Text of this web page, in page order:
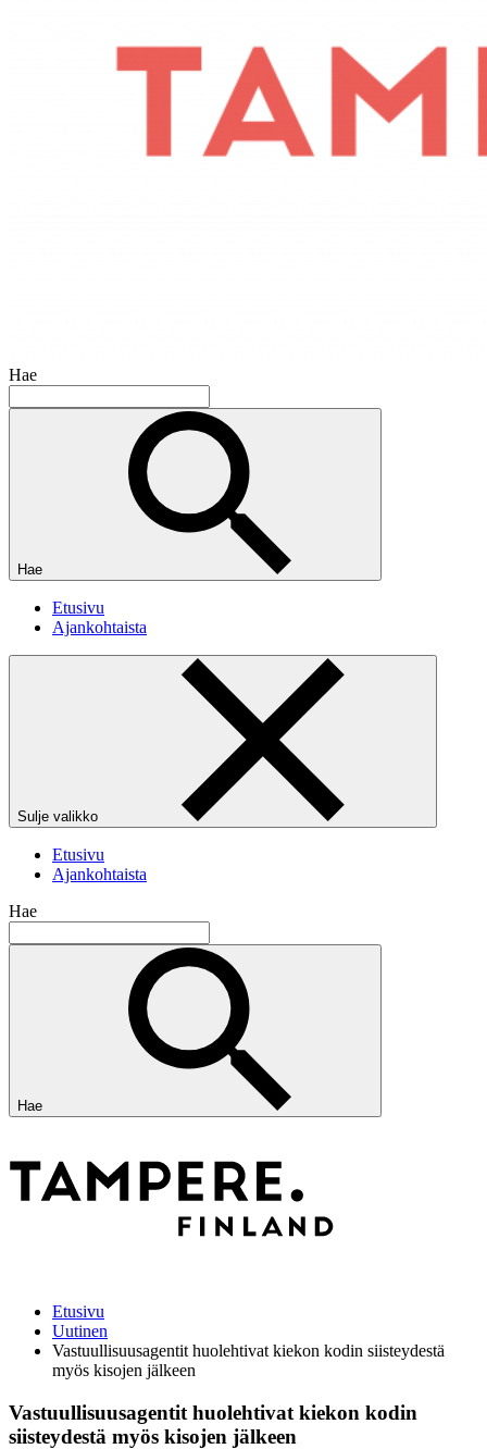
Hae
Hae
Etusivu
Ajankohtaista
Sulje valikko
Etusivu
Ajankohtaista
Hae
Hae
Etusivu
Uutinen
Vastuullisuusagentit huolehtivat kiekon kodin siisteydestä
myös kisojen jälkeen
Vastuullisuusagentit huolehtivat kiekon kodin
siisteydestä myös kisojen jälkeen